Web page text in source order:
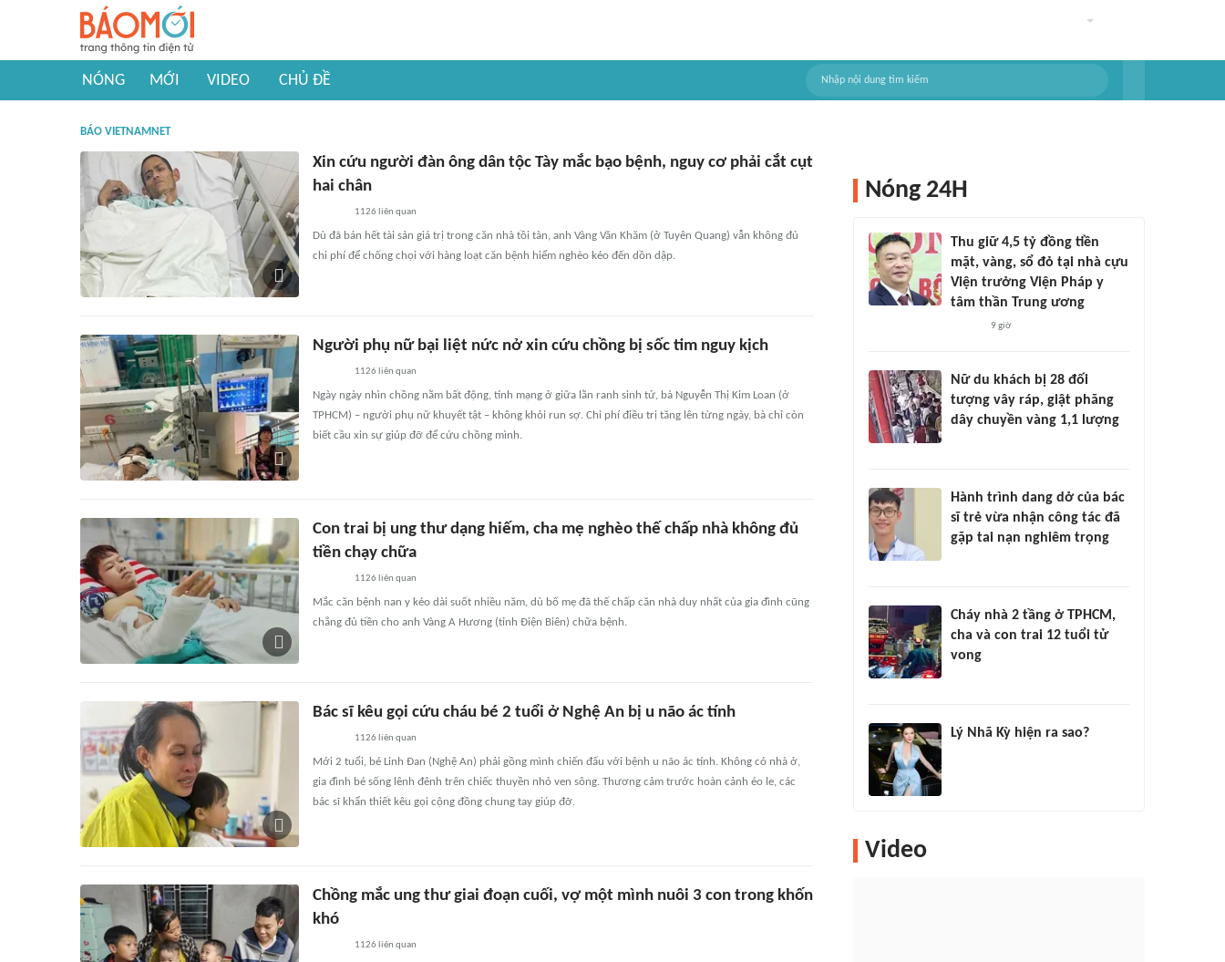
NÓNG MỚI VIDEO CHỦ ĐỀ
BÁO VIETNAMNET
Xin cứu người đàn ông dân tộc Tày mắc bạo bệnh, nguy cơ phải cắt cụt
hai chân
1126 liên quan
Dù đã bán hết tài sản giá trị trong căn nhà tồi tàn, anh Vàng Văn Khăm (ở Tuyên Quang) vẫn không đủ
chi phí để chống chọi với hàng loạt căn bệnh hiểm nghèo kéo đến dồn dập.
Người phụ nữ bại liệt nức nở xin cứu chồng bị sốc tim nguy kịch
1126 liên quan
Ngày ngày nhìn chồng nằm bất động, tính mạng ở giữa lằn ranh sinh tử, bà Nguyễn Thị Kim Loan (ở
TPHCM) – người phụ nữ khuyết tật – không khỏi run sợ. Chi phí điều trị tăng lên từng ngày, bà chỉ còn
biết cầu xin sự giúp đỡ để cứu chồng mình.
Con trai bị ung thư dạng hiếm, cha mẹ nghèo thế chấp nhà không đủ
tiền chạy chữa
1126 liên quan
Mắc căn bệnh nan y kéo dài suốt nhiều năm, dù bố mẹ đã thế chấp căn nhà duy nhất của gia đình cũng
chẳng đủ tiền cho anh Vàng A Hương (tỉnh Điện Biên) chữa bệnh.
Bác sĩ kêu gọi cứu cháu bé 2 tuổi ở Nghệ An bị u não ác tính
1126 liên quan
Mới 2 tuổi, bé Linh Đan (Nghệ An) phải gồng mình chiến đấu với bệnh u não ác tính. Không có nhà ở,
gia đình bé sống lênh đênh trên chiếc thuyền nhỏ ven sông. Thương cảm trước hoàn cảnh éo le, các
bác sĩ khẩn thiết kêu gọi cộng đồng chung tay giúp đỡ.
Chồng mắc ung thư giai đoạn cuối, vợ một mình nuôi 3 con trong khốn
khó
1126 liên quan
Nóng 24H
Thu giữ 4,5 tỷ đồng tiền
mặt, vàng, sổ đỏ tại nhà cựu
Viện trưởng Viện Pháp y
tâm thần Trung ương
9 giờ
Nữ du khách bị 28 đối
tượng vây ráp, giật phăng
dây chuyền vàng 1,1 lượng
Hành trình dang dở của bác
sĩ trẻ vừa nhận công tác đã
gặp tai nạn nghiêm trọng
Cháy nhà 2 tầng ở TPHCM,
cha và con trai 12 tuổi tử
vong
Lý Nhã Kỳ hiện ra sao?
Video